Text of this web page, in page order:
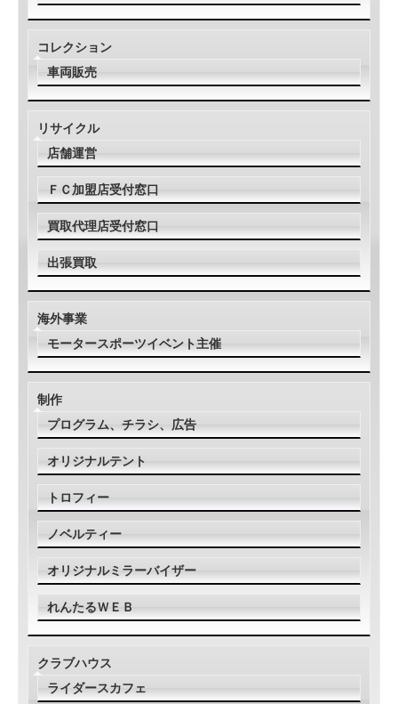
コレクション
車両販売
リサイクル
店舗運営
ＦＣ加盟店受付窓口
買取代理店受付窓口
出張買取
海外事業
モータースポーツイベント主催
制作
プログラム、チラシ、広告
オリジナルテント
トロフィー
ノベルティー
オリジナルミラーバイザー
れんたるＷＥＢ
クラブハウス
ライダースカフェ